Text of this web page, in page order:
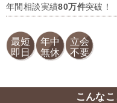
年間相談実績80万件突破！
最短
即日
年中
無休
立会
不要
こんな